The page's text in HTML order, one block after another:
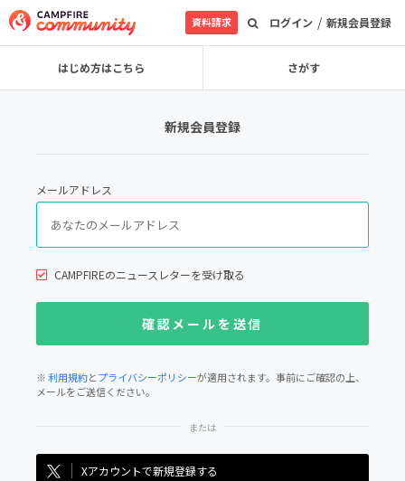
ログイン / 新規会員登録
資料請求
はじめ方はこちら さがす
新規会員登録
メールアドレス
CAMPFIREのニュースレターを受け取る
※利用規約とプライバシーポリシーが適用されます。事前にご確認の上、
メールをご送信ください。
Xアカウントで新規登録する